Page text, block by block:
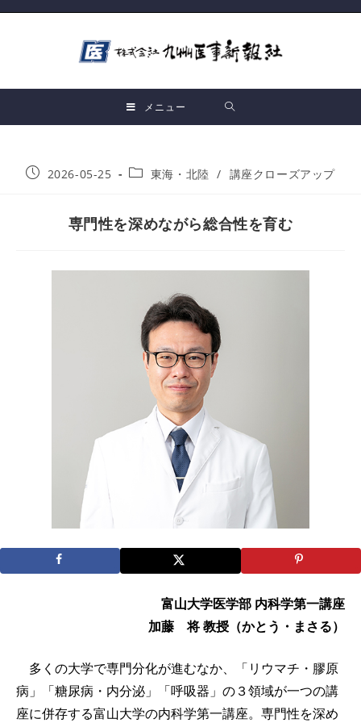
メニュー
2026-05-25 東海・北陸 / 講座クローズアップ
専門性を深めながら総合性を育む
富山大学医学部 内科学第一講座
加藤 将 教授（かとう・まさる）
多くの大学で専門分化が進むなか、「リウマチ・膠原
病」「糖尿病・内分泌」「呼吸器」の３領域が一つの講
座に併存する富山大学の内科学第一講座。専門性を深め